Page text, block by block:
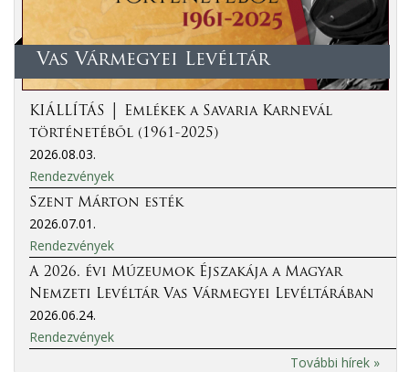
Vas Vármegyei Levéltár
KIÁLLÍTÁS │ Emlékek a Savaria Karnevál
történetéből (1961-2025)
2026.08.03.
Rendezvények
Szent Márton esték
2026.07.01.
Rendezvények
A 2026. évi Múzeumok Éjszakája a Magyar
Nemzeti Levéltár Vas Vármegyei Levéltárában
2026.06.24.
Rendezvények
További hírek »